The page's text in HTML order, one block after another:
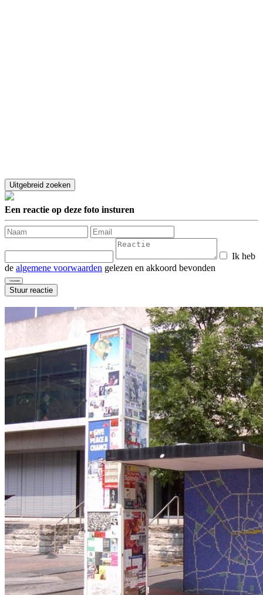
Een reactie op deze foto insturen
Ik heb
de algemene voorwaarden gelezen en akkoord bevonden